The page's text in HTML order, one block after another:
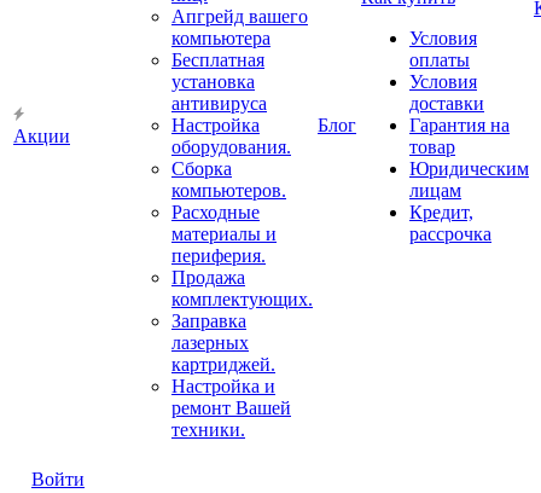
Акции
Апгрейд вашего
компьютера
Бесплатная
установка
антивируса
Настройка
оборудования.
Сборка
компьютеров.
Расходные
материалы и
периферия.
Продажа
комплектующих.
Заправка
лазерных
картриджей.
Настройка и
ремонт Вашей
техники.
Блог
Условия
оплаты
Условия
доставки
Гарантия на
товар
Юридическим
лицам
Кредит,
рассрочка
Войти